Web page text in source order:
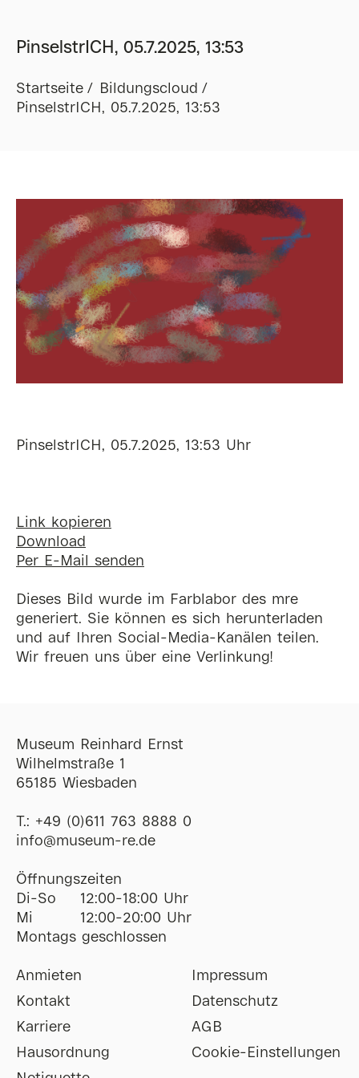
PinselstrICH, 05.7.2025, 13:53
Startseite
Bildungscloud
PinselstrICH, 05.7.2025, 13:53
PinselstrICH, 05.7.2025, 13:53 Uhr
Link kopieren
Download
Per E-Mail senden
Dieses Bild wurde im Farblabor des mre
generiert. Sie können es sich herunterladen
und auf Ihren Social-Media-Kanälen teilen.
Wir freuen uns über eine Verlinkung!
Museum Reinhard Ernst
Wilhelmstraße 1
65185 Wiesbaden
T.: +49 (0)611 763 8888 0
ofni@museum-re de
Öffnungszeiten
Di-So
12:00-18:00 Uhr
Mi
12:00-20:00 Uhr
Montags geschlossen
Anmieten
Kontakt
Karriere
Hausordnung
Impressum
Datenschutz
AGB
Cookie-Einstellungen